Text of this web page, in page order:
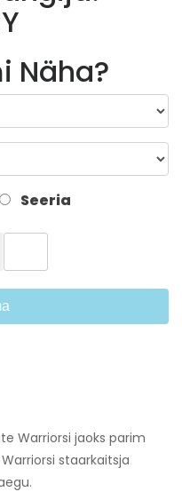
Näha?
Seeria
Warriorsi jaoks parim
staarkaitsja